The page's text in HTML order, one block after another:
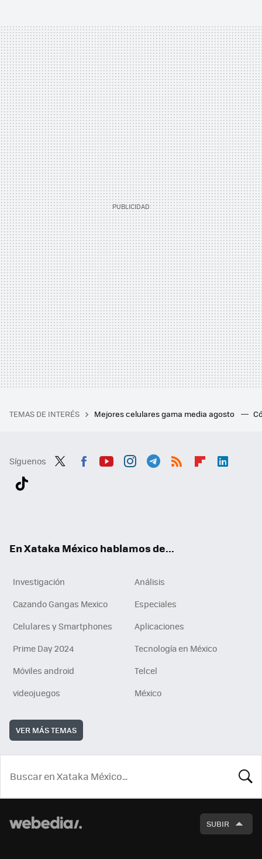
TEMAS DE INTERÉS Mejores celulares gama media agosto
Síguenos
En Xataka México hablamos de...
Investigación
Análisis
Cazando Gangas Mexico
Especiales
Celulares y Smartphones
Aplicaciones
Prime Day 2024
Tecnología en México
Móviles android
Telcel
videojuegos
México
VER MÁS TEMAS
SUBIR